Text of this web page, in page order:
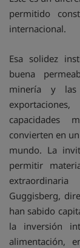
permitido
internacional.
Esa solidez
buena
minería y las
capacidades
convierten en
mundo. La
permitir
Guggisberg,
han sabido
la inversión
alimentación,